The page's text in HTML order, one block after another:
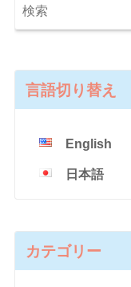
言語切り替え
English
日本語
カテゴリー